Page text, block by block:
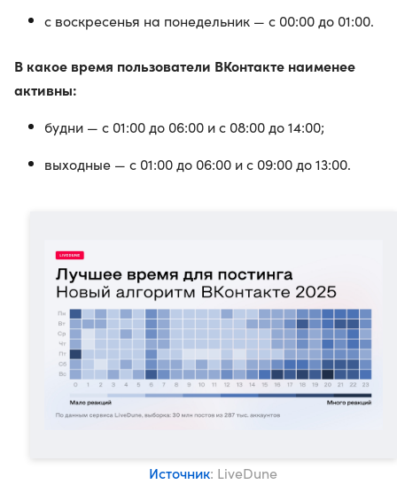
с воскресенья на понедельник — с 00:00 до 01:00.
В какое время пользователи ВКонтакте наименее
активны:
будни — с 01:00 до 06:00 и с 08:00 до 14:00;
выходные — с 01:00 до 06:00 и с 09:00 до 13:00.
Источник: LiveDune